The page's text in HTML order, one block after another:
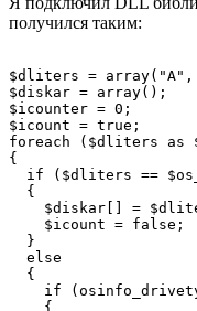
получился таким:
$dliters =
$diskar = array();
$icounter = 0;
$icount = true;
foreach ($dliters as
{
if ($dliters ==
  {
$diskar[] =
    $icount = false;
  }
  else
  {
if
    {